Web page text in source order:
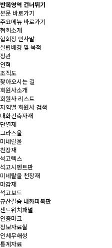
반복영역 건너뛰기
본문 바로가기
주요메뉴 바로가기
협회소개
협회장 인사말
설립배경 및 목적
정관
연혁
조직도
찾아오시는 길
회원사소개
회원사 리스트
지역별 회원사 검색
내화건축자재
단열재
그라스울
미네랄울
천장재
석고텍스
석고시멘트판
미네랄울 천장재
마감재
석고보드
규산칼슘 내화피복판
샌드위치패널
인증마크
정보자료실
인체무해성
통계자료